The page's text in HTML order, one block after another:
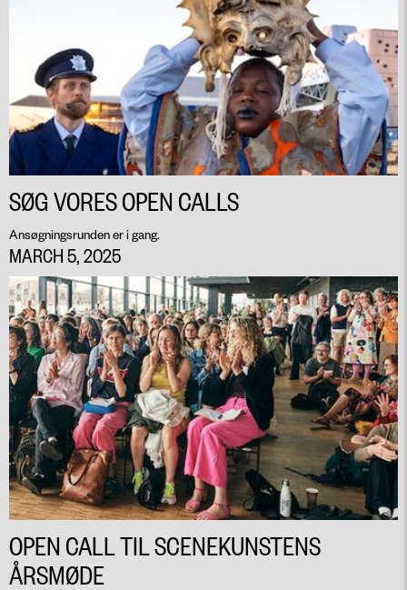
SØG VORES OPEN CALLS
Ansøgningsrunden er i gang.
MARCH 5, 2025
OPEN CALL TIL SCENEKUNSTENS
ÅRSMØDE